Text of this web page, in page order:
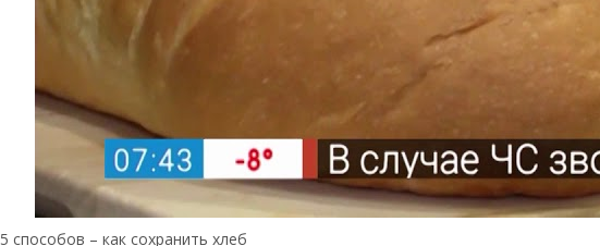
5 способов – как сохранить хлеб